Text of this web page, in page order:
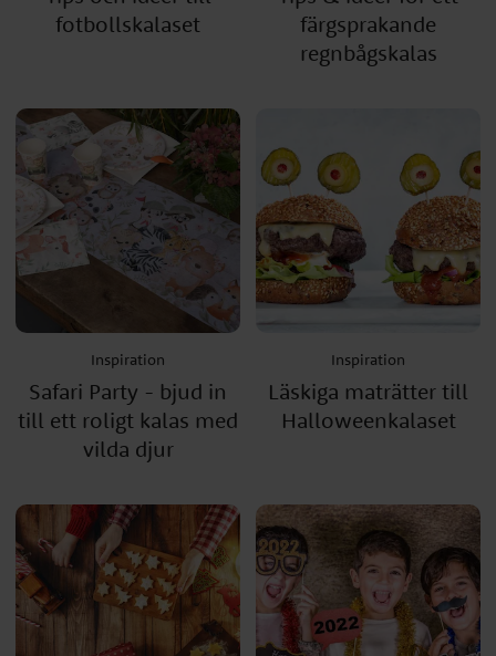
fotbollskalaset
färgsprakande
regnbågskalas
Inspiration
Safari Party - bjud in
till ett roligt kalas med
vilda djur
Inspiration
Läskiga maträtter till
Halloweenkalaset